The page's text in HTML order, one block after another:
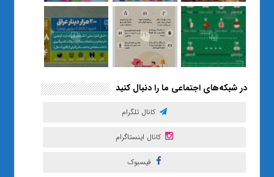
در شبکه‌های اجتماعی ما را دنبال کنید
کانال تلگرام
کانال اینستاگرام
فیسبوک